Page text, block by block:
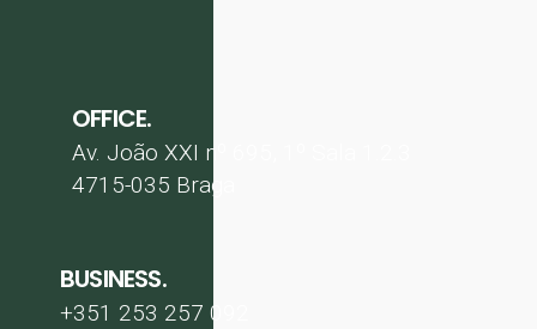
OFFICE.
Av. João XXI nº 695, 1º Sala 1.2.3
4715-035 Braga
BUSINESS.
+351 253 257 092